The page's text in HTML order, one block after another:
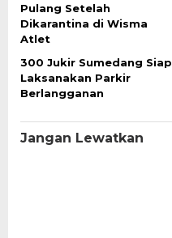
Pulang Setelah
Dikarantina di Wisma
Atlet
300 Jukir Sumedang Siap
Laksanakan Parkir
Berlangganan
Jangan Lewatkan